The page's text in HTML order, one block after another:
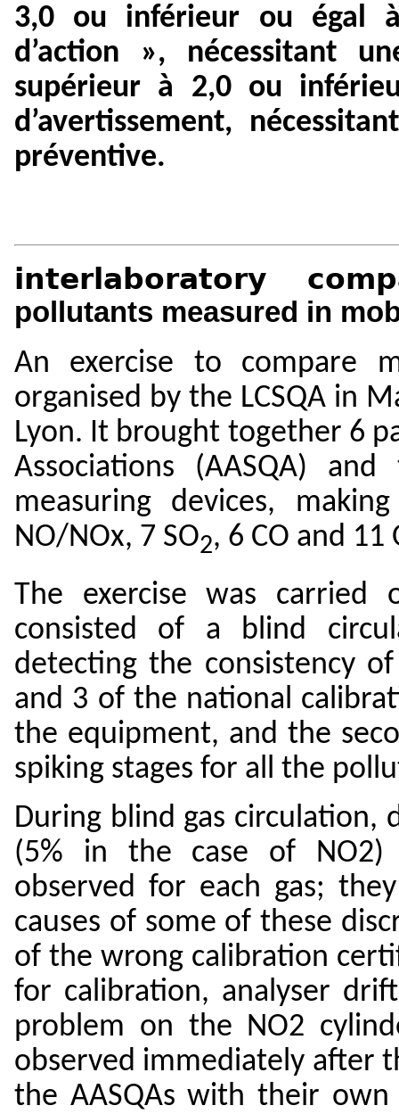
3,0 ou inférieur ou égal
d’action », nécessitant
supérieur à 2,0 ou
d’avertissement,
préventive.
interlaboratory
pollutants measured in
An exercise to compare
organised by the LCSQA in
Lyon. It brought together 6
Associations (AASQA)
measuring devices,
NO/NOx, 7 SO2, 6 CO and 11
The exercise was
consisted of a blind
detecting the consistency
and 3 of the national
the equipment, and the
spiking stages for all the
During blind gas circulation,
(5% in the case of NO2)
observed for each gas;
causes of some of these
of the wrong calibration
for calibration, analyser
problem on the NO2
observed immediately after
the AASQAs with their